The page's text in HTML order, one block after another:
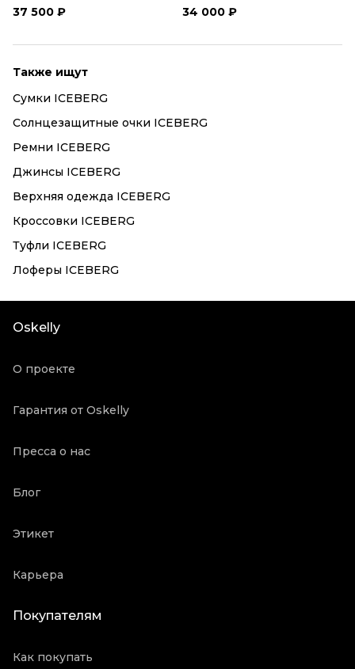
37 500 ₽ 34 000 ₽
Также ищут
Сумки ICEBERG
Солнцезащитные очки ICEBERG
Ремни ICEBERG
Джинсы ICEBERG
Верхняя одежда ICEBERG
Кроссовки ICEBERG
Туфли ICEBERG
Лоферы ICEBERG
Oskelly
О проекте
Гарантия от Oskelly
Пресса о нас
Блог
Этикет
Карьера
Покупателям
Как покупать